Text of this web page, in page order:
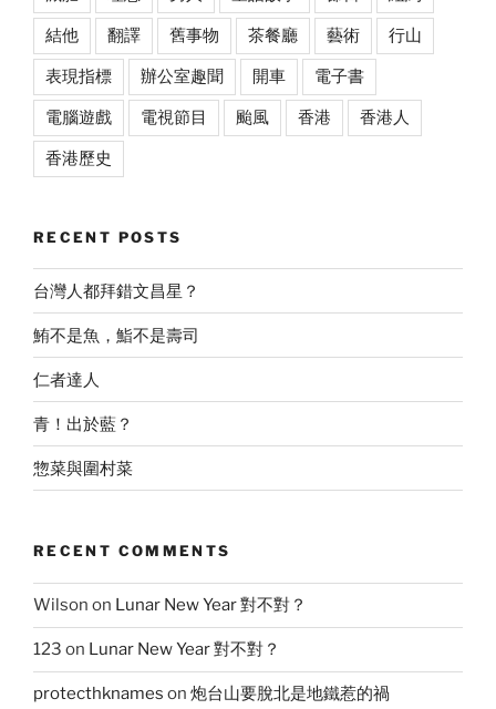
結他 翻譯 舊事物 茶餐廳 藝術 行山
表現指標 辦公室趣聞 開車 電子書
電腦遊戲 電視節目 颱風 香港 香港人
香港歷史
RECENT POSTS
台灣人都拜錯文昌星？
鮪不是魚，鮨不是壽司
仁者達人
青！出於藍？
惣菜與圍村菜
RECENT COMMENTS
Wilson on Lunar New Year 對不對？
123 on Lunar New Year 對不對？
protecthknames on 炮台山要脫北是地鐵惹的禍